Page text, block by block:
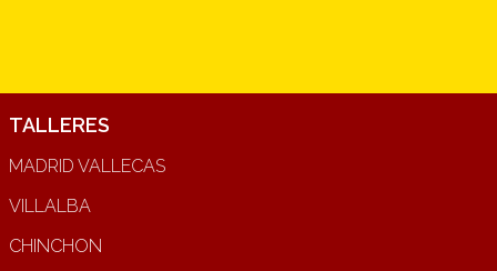
TALLERES
MADRID VALLECAS
VILLALBA
CHINCHON